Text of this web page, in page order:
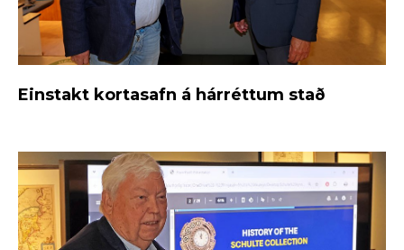
Einstakt kortasafn á hárréttum stað